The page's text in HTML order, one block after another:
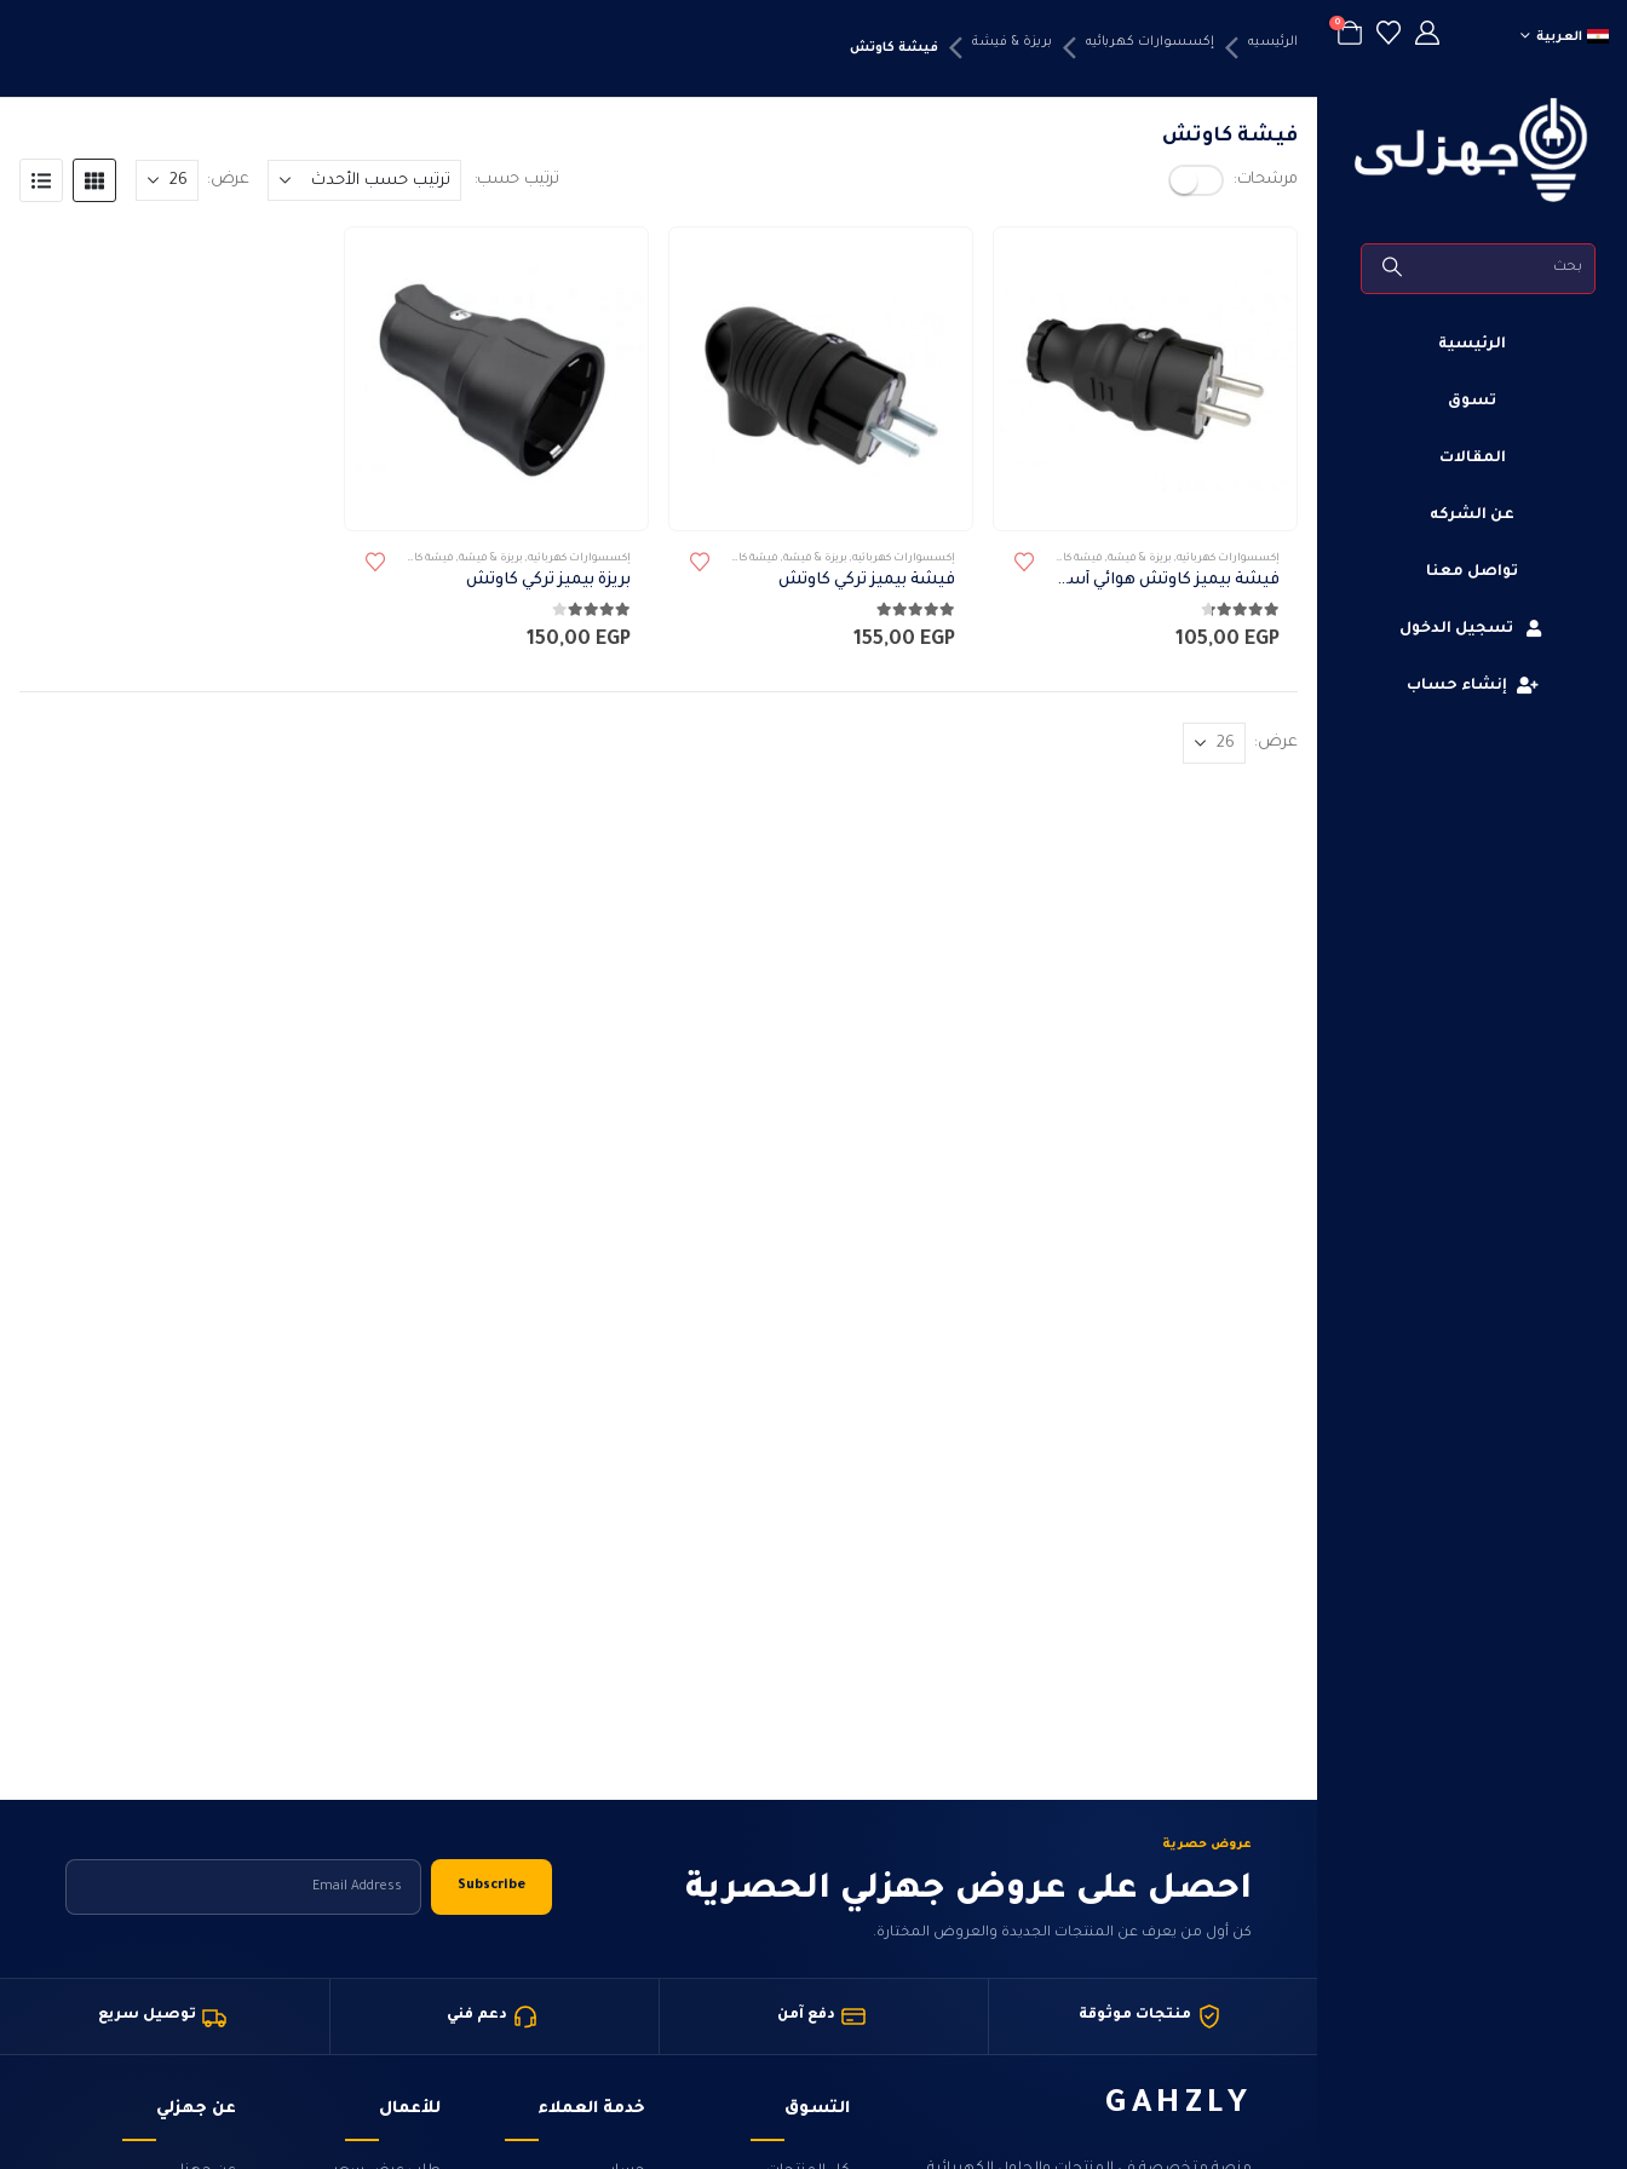
العربية
0
الرئيسية
تسوق
المقالات
عن الشركه
تواصل معنا
تسجيل الدخول
إنشاء حساب
الرئيسيه إكسسوارات كهربائيه بريزة & فيشة فيشة كاوتش
فيشة كاوتش
مرشحات: ترتيب حسب: عرض:
إكسسوارات كهربائيه, بريزة & فيشة, فيشة كاوتش
فيشة بيميز كاوتش هوائي أسود 16 أمبير 220 فولت IP44
4.25من 5
105,00 EGP
إكسسوارات كهربائيه, بريزة & فيشة, فيشة كاوتش
فيشة بيميز تركي كاوتش
5.00من 5
155,00 EGP
إكسسوارات كهربائيه, بريزة & فيشة, فيشة كاوتش
بريزة بيميز تركي كاوتش
4.00من 5
150,00 EGP
عرض:
عروض حصرية
احصل على عروض جهزلي الحصرية
كن أول من يعرف عن المنتجات الجديدة والعروض المختارة.
منتجات موثوقة دفع آمن دعم فني توصيل سريع
GAHZLY التسوق خدمة العملاء للأعمال عن جهزلي